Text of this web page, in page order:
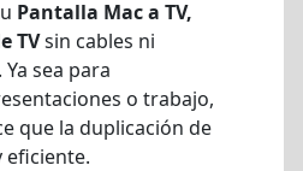
Pantalla Mac a TV,
TVsin cables ni
sea para
o trabajo,
que la duplicación de
eficiente.